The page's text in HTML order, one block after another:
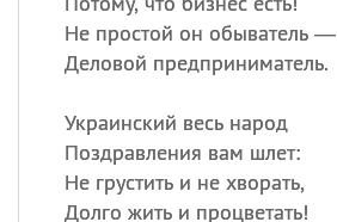
Не простой он обыватель —
Деловой предприниматель.
Украинский весь народ
Поздравления вам шлет:
Не грустить и не хворать,
Долго жить и процветать!